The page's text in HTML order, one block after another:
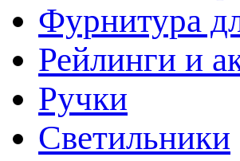
Фурнитура
Рейлинги и
Ручки
Светильники